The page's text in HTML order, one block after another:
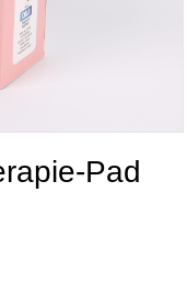
Pad